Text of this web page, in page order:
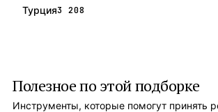
Турция3 208
Полезное по этой подборке
Инструменты, которые помогут принять